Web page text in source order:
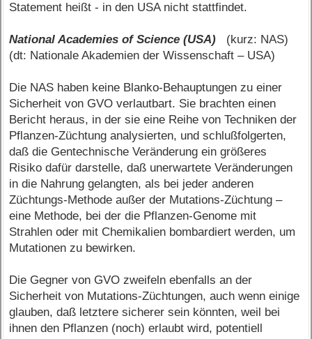
Statement heißt - in den USA nicht stattfindet.
National Academies of Science (USA)
(kurz: NAS)
(dt: Nationale Akademien der Wissenschaft – USA)
Die NAS haben keine Blanko-Behauptungen zu einer
Sicherheit von GVO verlautbart. Sie brachten einen
Bericht heraus, in der sie eine Reihe von Techniken der
Pflanzen-Züchtung analysierten, und schlußfolgerten,
daß die Gentechnische Veränderung ein größeres
Risiko dafür darstelle, daß unerwartete Veränderungen
in die Nahrung gelangten, als bei jeder anderen
Züchtungs-Methode außer der Mutations-Züchtung –
eine Methode, bei der die Pflanzen-Genome mit
Strahlen oder mit Chemikalien bombardiert werden, um
Mutationen zu bewirken.
Die Gegner von GVO zweifeln ebenfalls an der
Sicherheit von Mutations-Züchtungen, auch wenn einige
glauben, daß letztere sicherer sein könnten, weil bei
ihnen den Pflanzen (noch) erlaubt wird, potentiell